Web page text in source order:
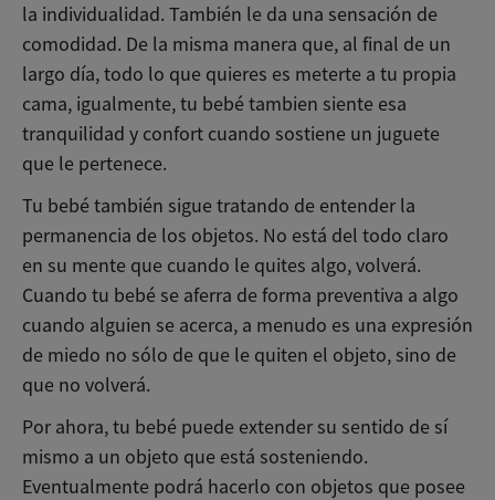
la individualidad. También le da una sensación de
comodidad. De la misma manera que, al final de un
largo día, todo lo que quieres es meterte a tu propia
cama, igualmente, tu bebé tambien siente esa
tranquilidad y confort cuando sostiene un juguete
que le pertenece.
Tu bebé también sigue tratando de entender la
permanencia de los objetos. No está del todo claro
en su mente que cuando le quites algo, volverá.
Cuando tu bebé se aferra de forma preventiva a algo
cuando alguien se acerca, a menudo es una expresión
de miedo no sólo de que le quiten el objeto, sino de
que no volverá.
Por ahora, tu bebé puede extender su sentido de sí
mismo a un objeto que está sosteniendo.
Eventualmente podrá hacerlo con objetos que posee